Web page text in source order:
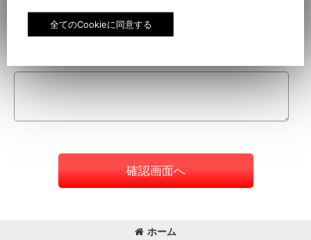
確認画面へ
ホーム